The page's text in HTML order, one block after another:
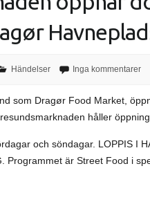
Händelser Inga kommentarer
som Dragør Food Market,
håller
och söndagar. LOPPIS I
Programmet är Street Food i